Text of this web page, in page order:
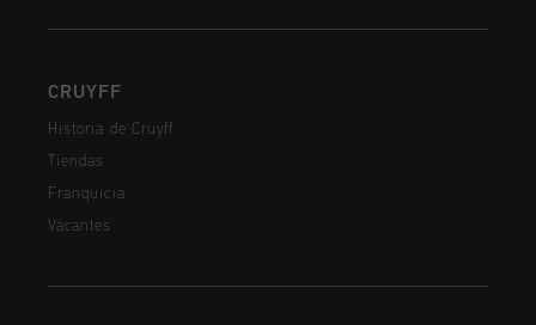
CRUYFF
Historia de Cruyff
Tiendas
Franquicia
Vacantes